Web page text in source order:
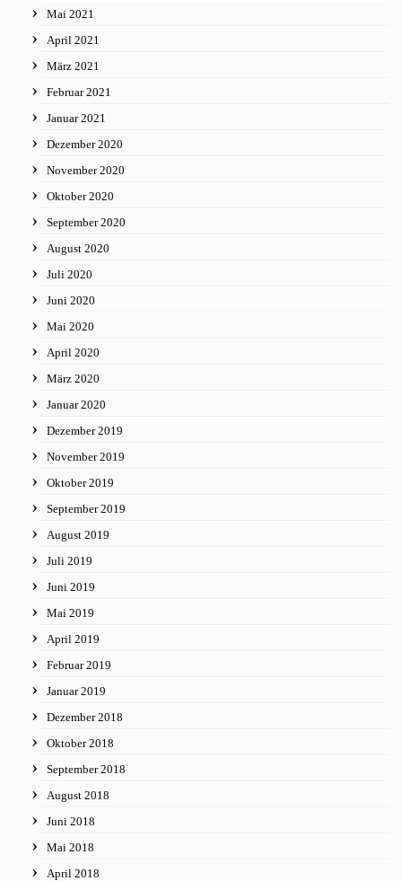
Mai 2021
April 2021
März 2021
Februar 2021
Januar 2021
Dezember 2020
November 2020
Oktober 2020
September 2020
August 2020
Juli 2020
Juni 2020
Mai 2020
April 2020
März 2020
Januar 2020
Dezember 2019
November 2019
Oktober 2019
September 2019
August 2019
Juli 2019
Juni 2019
Mai 2019
April 2019
Februar 2019
Januar 2019
Dezember 2018
Oktober 2018
September 2018
August 2018
Juni 2018
Mai 2018
April 2018